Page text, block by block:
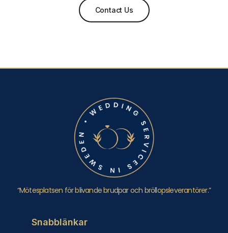
Contact Us
“Mötesplatsen för blivande brudpar och bröllopsleverantörer.”
Snabblänkar